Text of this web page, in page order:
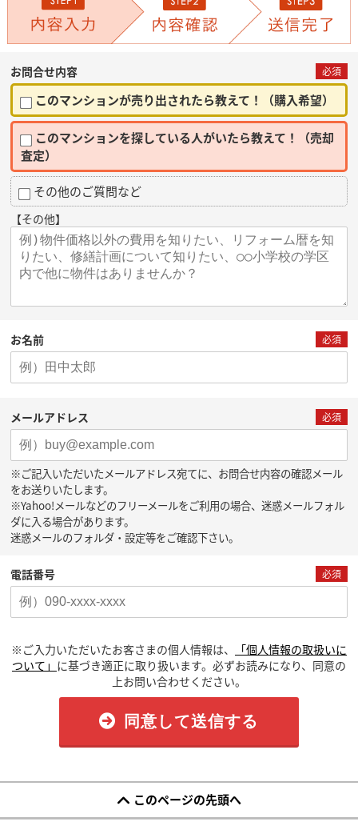
お問合せ内容 必須
このマンションが売り出されたら教えて！（購入希望）
このマンションを探している人がいたら教えて！（売却
査定）
その他のご質問など
【その他】
お名前 必須
メールアドレス 必須
※ご記入いただいたメールアドレス宛てに、お問合せ内容の確認メール
をお送りいたします。
※Yahoo!メールなどのフリーメールをご利用の場合、迷惑メールフォル
ダに入る場合があります。
迷惑メールのフォルダ・設定等をご確認下さい。
電話番号 必須
※ご入力いただいたお客さまの個人情報は、
「個人情報の取扱いに
ついて」 に基づき適正に取り扱います。必ずお読みになり、同意の
上お問い合わせください。
同意して送信する
このページの先頭へ